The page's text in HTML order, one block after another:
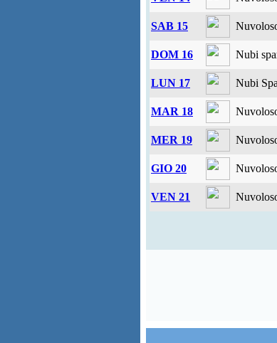
SAB 15
DOM 16 Nubi
LUN 17 Nubi
MAR 18
MER 19
GIO 20
VEN 21